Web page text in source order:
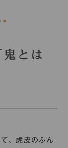
とは
、虎皮のふん